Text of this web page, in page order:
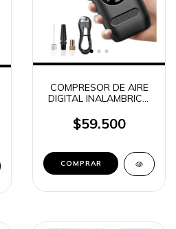
COMPRESOR DE AIRE
DIGITAL INALAMBRICO
OM-3668
$59.500